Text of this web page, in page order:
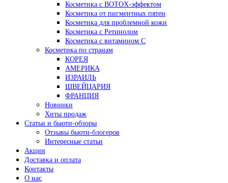
Косметика с BOTOX-эффектом
Косметика от пигментных пятен
Косметика для проблемной кожи
Косметика с Ретинолом
Косметика с витамином С
Косметика по странам
КОРЕЯ
АМЕРИКА
ИЗРАИЛЬ
ШВЕЙЦАРИЯ
ФРАНЦИЯ
Новинки
Хиты продаж
Статьи и бьюти-обзоры
Отзывы бьюти-блогеров
Интересные статьи
Акции
Доставка и оплата
Контакты
О нас